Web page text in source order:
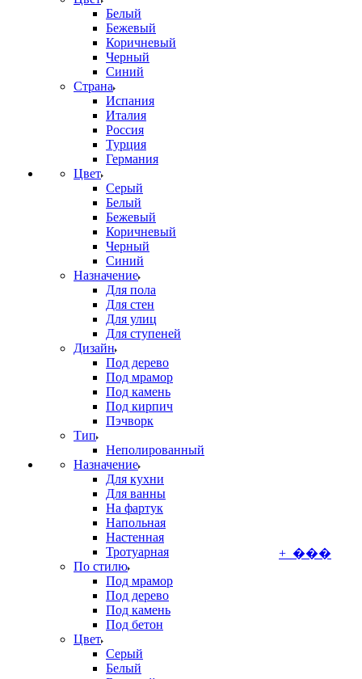
Белый
Бежевый
Коричневый
Черный
Синий
Страна
Испания
Италия
Россия
Турция
Германия
Цвет
Серый
Белый
Бежевый
Коричневый
Черный
Синий
Назначение
Для пола
Для стен
Для улиц
Для ступеней
Дизайн
Под дерево
Под мрамор
Под камень
Под кирпич
Пэчворк
Тип
Неполированный
Назначение
Для кухни
Для ванны
На фартук
Напольная
Настенная
Тротуарная
По стилю
Под мрамор
Под дерево
Под камень
Под бетон
Цвет
Серый
Белый
+ ���